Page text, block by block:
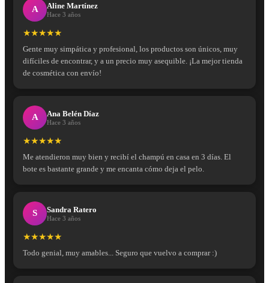
A Aline Martínez
Hace 3 años
★★★★★
Gente muy simpática y profesional, los productos son únicos, muy
difíciles de encontrar, y a un precio muy asequible. ¡La mejor tienda
de cosmética con envío!
A Ana Belén Díaz
Hace 3 años
★★★★★
Me atendieron muy bien y recibí el champú en casa en 3 días. El
bote es bastante grande y me encanta cómo deja el pelo.
S Sandra Ratero
Hace 3 años
★★★★★
Todo genial, muy amables... Seguro que vuelvo a comprar :)